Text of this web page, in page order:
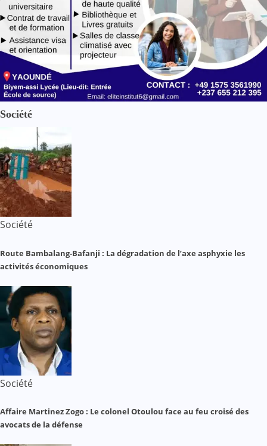
Société
Société
Route Bambalang-Bafanji : La dégradation de l’axe asphyxie les
activités économiques
Société
Affaire Martinez Zogo : Le colonel Otoulou face au feu croisé des
avocats de la défense